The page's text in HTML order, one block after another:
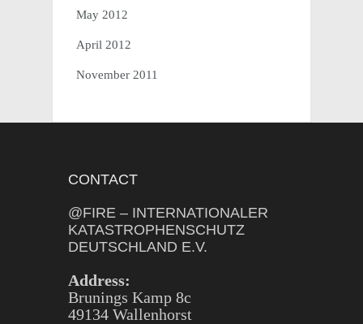
May 2012
April 2012
November 2011
CONTACT
@FIRE – INTERNATIONALER
KATASTROPHENSCHUTZ
DEUTSCHLAND E.V.
Address:
Brunings Kamp 8c
49134 Wallenhorst